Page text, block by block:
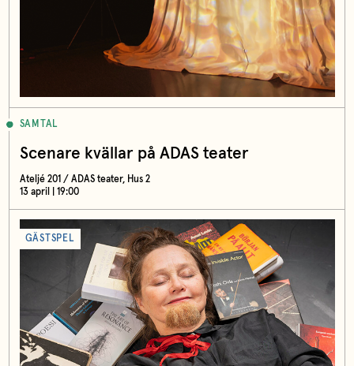
SAMTAL
Scenare kvällar på ADAS teater
Ateljé 201 / ADAS teater, Hus 2
13 april | 19:00
GÄSTSPEL